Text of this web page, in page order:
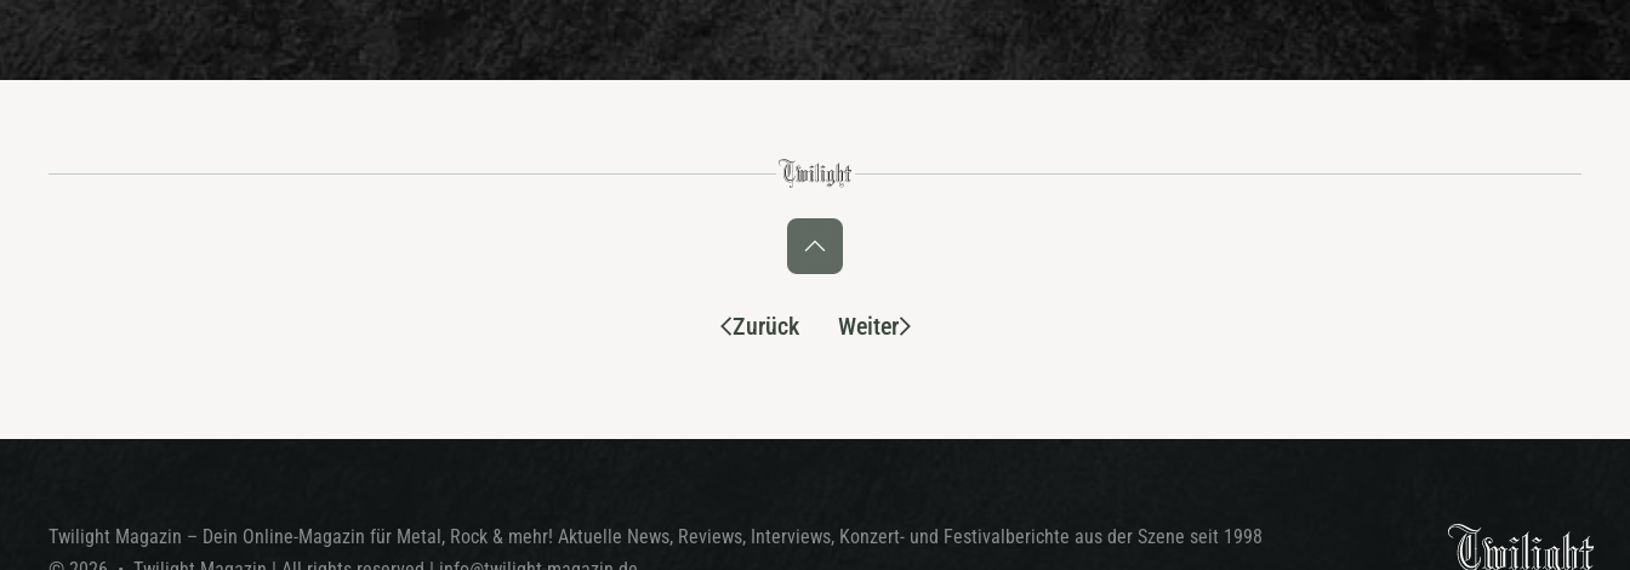
Zurück Weiter
Twilight Magazin – Dein Online-Magazin für Metal, Rock & mehr! Aktuelle News, Reviews, Interviews, Konzert- und Festivalberichte aus der Szene seit 1998